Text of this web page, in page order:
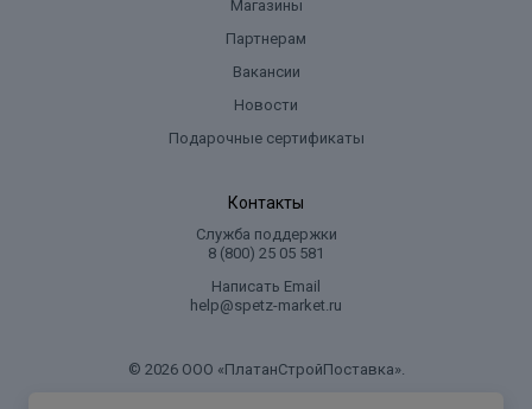
Магазины
Партнерам
Вакансии
Новости
Подарочные сертификаты
Контакты
Служба поддержки
8 (800) 25 05 581
Написать Email
help@spetz-market.ru
© 2026 ООО «ПлатанСтройПоставка».